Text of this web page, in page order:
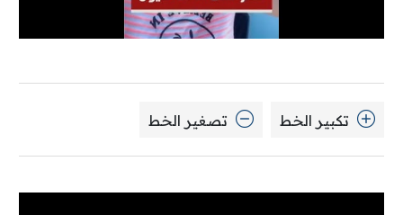
تكبير الخط تصغير الخط